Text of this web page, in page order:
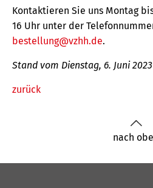
Kontaktieren Sie uns Montag
16 Uhr unter der
bestellung@vzhh.de.
Stand vom Dienstag, 6. Juni 2023
zurück
nach